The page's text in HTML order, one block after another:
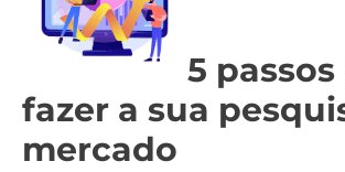
5 passos
fazer a sua
mercado